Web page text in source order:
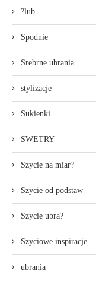
?lub
Spodnie
Srebrne ubrania
stylizacje
Sukienki
SWETRY
Szycie na miar?
Szycie od podstaw
Szycie ubra?
Szyciowe inspiracje
ubrania